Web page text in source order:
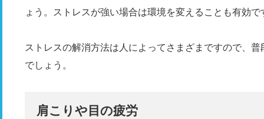
ょう。ストレスが強い場合は環境を変えることも有効で
ストレスの解消方法は人によってさまざまですので、
でしょう。
肩こりや目の疲労